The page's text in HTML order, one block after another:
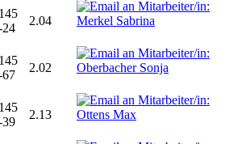
24
2.04
67
2.02
39
2.13